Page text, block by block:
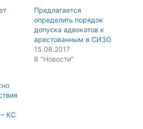
Предлагается
определить порядок
допуска адвокатов к
арестованным в СИЗО
15.08.2017
В "Новости"
КС